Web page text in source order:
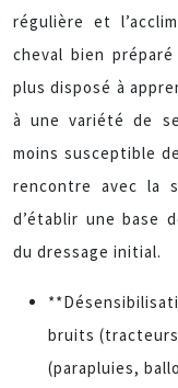
régulière et
cheval bien
plus disposé à
à une variété de
moins susceptible
rencontre avec la
d’établir une base
du dressage initial.
bruits
(parapluies,